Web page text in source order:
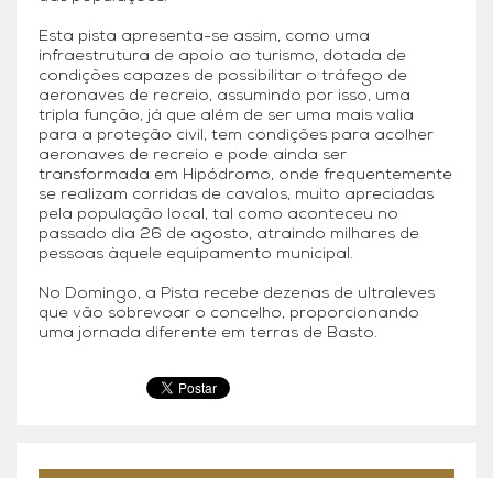
Esta pista apresenta-se assim, como uma
infraestrutura de apoio ao turismo, dotada de
condições capazes de possibilitar o tráfego de
aeronaves de recreio, assumindo por isso, uma
tripla função, já que além de ser uma mais valia
para a proteção civil, tem condições para acolher
aeronaves de recreio e pode ainda ser
transformada em Hipódromo, onde frequentemente
se realizam corridas de cavalos, muito apreciadas
pela população local, tal como aconteceu no
passado dia 26 de agosto, atraindo milhares de
pessoas àquele equipamento municipal.
No Domingo, a Pista recebe dezenas de ultraleves
que vão sobrevoar o concelho, proporcionando
uma jornada diferente em terras de Basto.